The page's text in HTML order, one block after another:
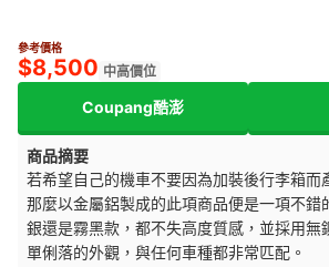
參考價格
$8,500 中高價位
Coupang酷澎
商品摘要
若希望自己的機車不要因為加裝後行李箱而
那麼以金屬鋁製成的此項商品便是一項不錯
銀還是霧黑款，都不失高度質感，並採用無
單俐落的外觀，與任何車種都非常匹配。